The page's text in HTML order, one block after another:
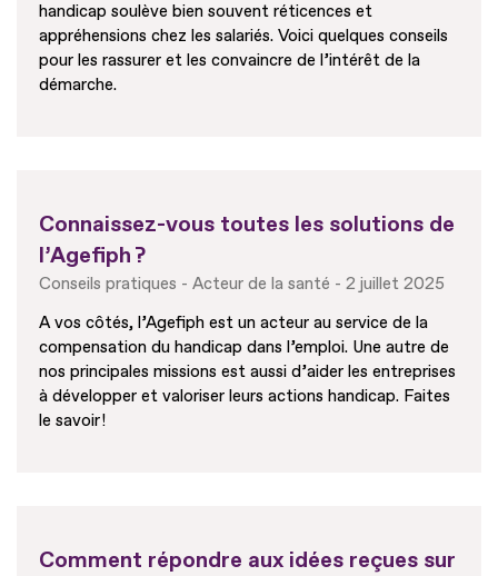
handicap soulève bien souvent réticences et
appréhensions chez les salariés. Voici quelques conseils
pour les rassurer et les convaincre de l’intérêt de la
démarche.
Connaissez-vous toutes les solutions de
l’Agefiph ?
Conseils pratiques Acteur de la santé
2 juillet 2025
A vos côtés, l’Agefiph est un acteur au service de la
compensation du handicap dans l’emploi. Une autre de
nos principales missions est aussi d’aider les entreprises
à développer et valoriser leurs actions handicap. Faites
le savoir !
Comment répondre aux idées reçues sur